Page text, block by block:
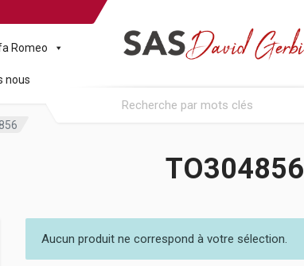
Romeo
nous
TO304856
Aucun produit ne correspond à votre sélection.